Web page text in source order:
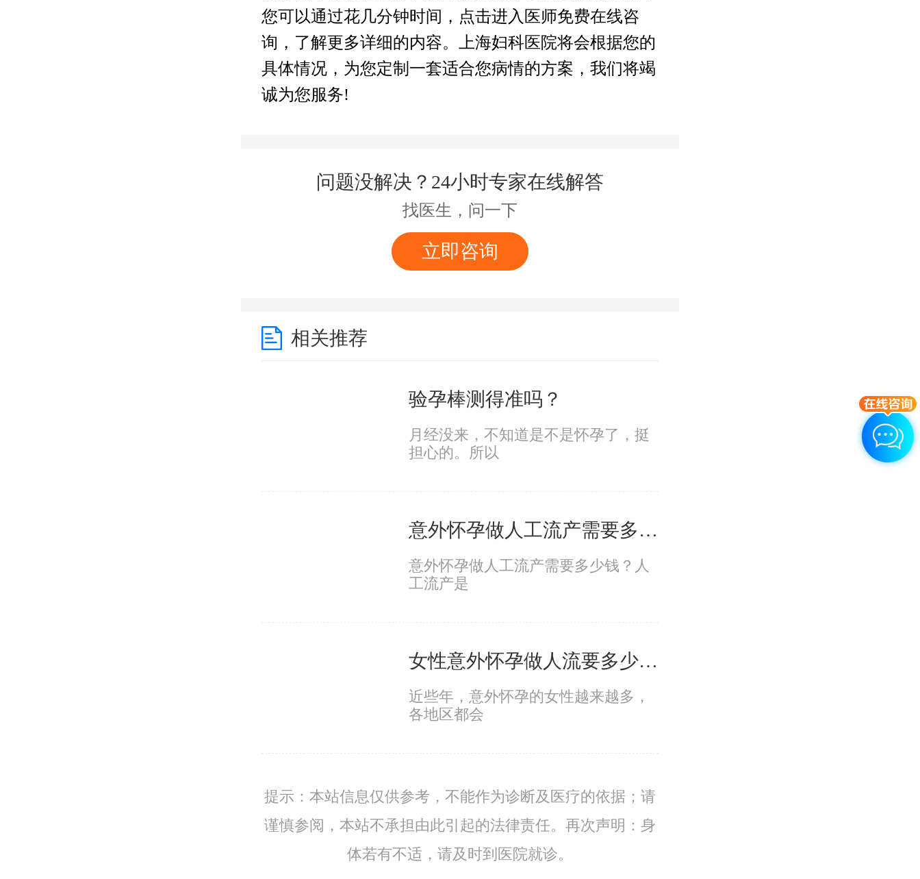
您可以通过花几分钟时间，点击进入医师免费在线咨
询，了解更多详细的内容。上海妇科医院将会根据您的
具体情况，为您定制一套适合您病情的方案，我们将竭
诚为您服务!
问题没解决？24小时专家在线解答
找医生，问一下
立即咨询
相关推荐
验孕棒测得准吗？
月经没来，不知道是不是怀孕了，挺
担心的。所以
意外怀孕做人工流产需要多少钱
意外怀孕做人工流产需要多少钱？人
工流产是
女性意外怀孕做人流要多少钱呢
近些年，意外怀孕的女性越来越多，
各地区都会
提示：本站信息仅供参考，不能作为诊断及医疗的依据；请
谨慎参阅，本站不承担由此引起的法律责任。再次声明：身
体若有不适，请及时到医院就诊。